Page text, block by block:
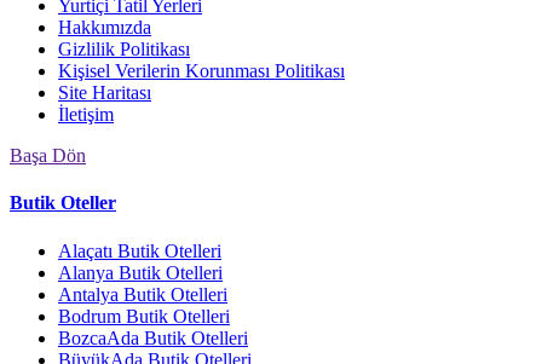
Yurtiçi Tatil Yerleri
Hakkımızda
Gizlilik Politikası
Kişisel Verilerin Korunması Politikası
Site Haritası
İletişim
Başa Dön
Butik Oteller
Alaçatı Butik Otelleri
Alanya Butik Otelleri
Antalya Butik Otelleri
Bodrum Butik Otelleri
BozcaAda Butik Otelleri
BüyükAda Butik Otelleri